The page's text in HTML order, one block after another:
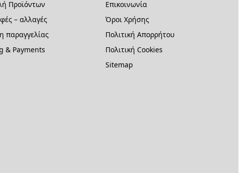
Προϊόντων
– αλλαγές
παραγγελίας
& Payments
Επικοινωνία
Όροι Χρήσης
Πολιτική Απορρήτου
Πολιτική Cookies
Sitemap